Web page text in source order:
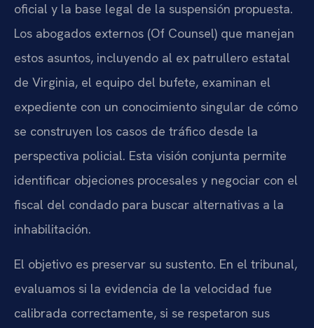
oficial y la base legal de la suspensión propuesta.
Los abogados externos (Of Counsel) que manejan
estos asuntos, incluyendo al ex patrullero estatal
de Virginia, el equipo del bufete, examinan el
expediente con un conocimiento singular de cómo
se construyen los casos de tráfico desde la
perspectiva policial. Esta visión conjunta permite
identificar objeciones procesales y negociar con el
fiscal del condado para buscar alternativas a la
inhabilitación.
El objetivo es preservar su sustento. En el tribunal,
evaluamos si la evidencia de la velocidad fue
calibrada correctamente, si se respetaron sus